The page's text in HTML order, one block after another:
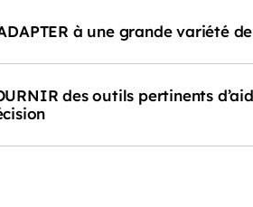
à une grande variété
des outils pertinents